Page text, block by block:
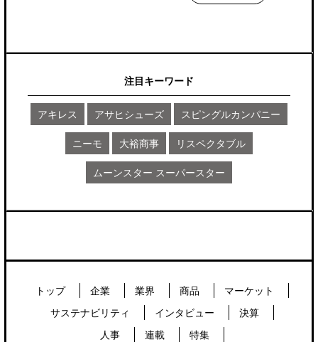
注目キーワード
アキレス アサヒシューズ スピングルカンパニー
ニーモ 大裕商事 リスペクタブル
ムーンスター スーパースター
トップ 企業 業界 商品
マーケット
サステナビリティ
インタビュー
決算
人事
連載 特集